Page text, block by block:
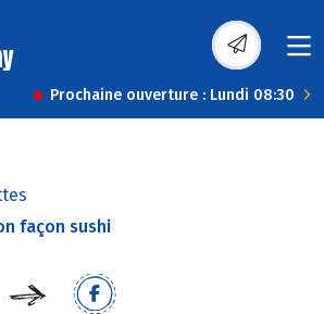
Prochaine ouverture : Lundi 08:30
façon sushi